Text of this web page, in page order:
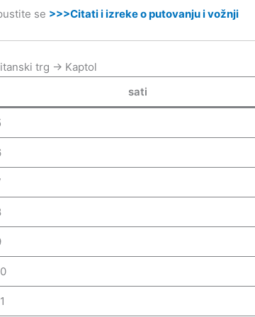
se >>>Citati i izreke o putovanju i vožnji
trg → Kaptol
sati